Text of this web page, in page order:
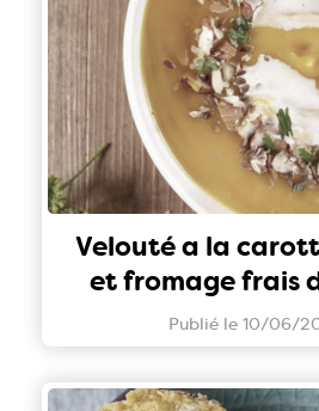
Velouté a la
et fromage frais
Publié le 10/06/